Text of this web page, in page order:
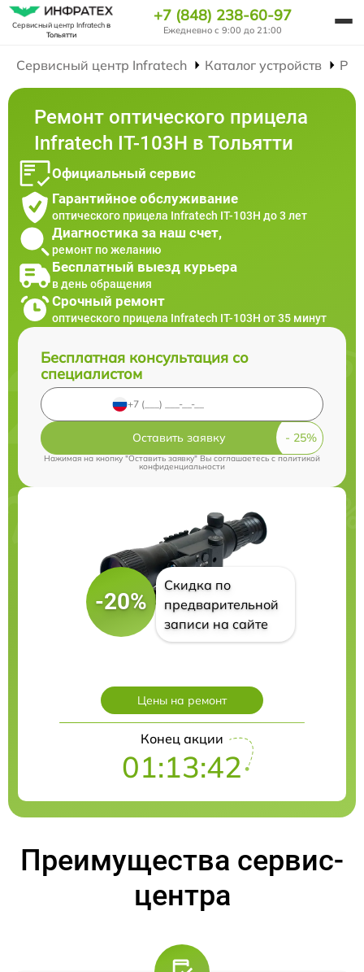
Сервисный центр Infratechв
Тольятти
+7 (848) 238-60-97
Ежедневно с 9:00 до 21:00
Сервисный центр Infratech Каталог устройств
Ремонт оптического прицела
Infratech IT-103Н в Тольятти
Официальный сервис
Гарантийное обслуживание
оптического прицела Infratech IT-103Н до 3 лет
Диагностика за наш счет,
ремонт по желанию
Бесплатный выезд курьера
в день обращения
Срочный ремонт
оптического прицела Infratech IT-103Н от 35 минут
Бесплатная консультация со
специалистом
Оставить заявку
Нажимая на кнопку "Оставить заявку" Вы соглашаетесь cполитикой
конфиденциальности
-20%
Скидка по
предварительной
записи на сайте
Цены на ремонт
Конец акции
01:13:41
Преимущества сервис-
центра